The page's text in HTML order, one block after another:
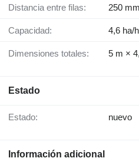
Distancia entre filas: 250 mm
Capacidad: 4,6 ha/h
Dimensiones totales: 5 m ×
Estado
Estado: nuevo
Información adicional